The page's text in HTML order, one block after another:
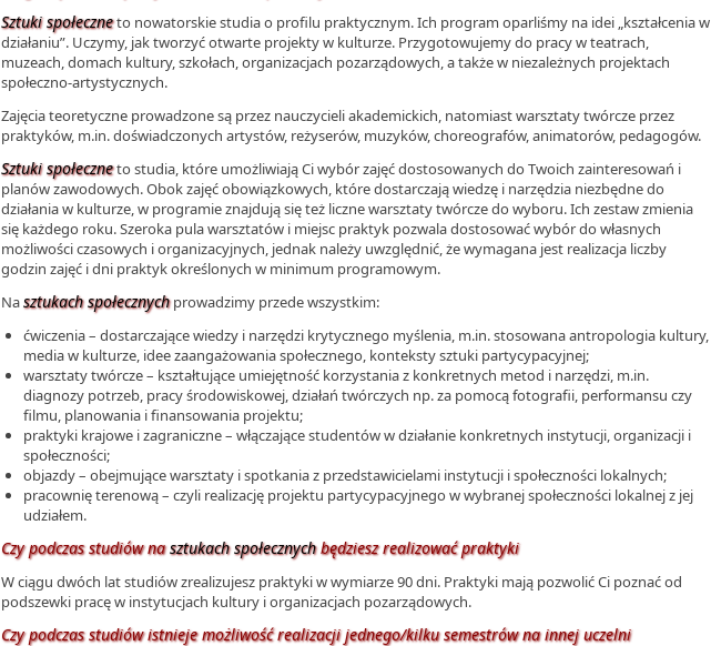
Sztuki społeczneto nowatorskie studia o profilu praktycznym. Ich program oparliśmy na idei „kształcenia w
działaniu”. Uczymy, jak tworzyć otwarte projekty w kulturze. Przygotowujemy do pracy w teatrach,
muzeach, domach kultury, szkołach, organizacjach pozarządowych, a także w niezależnych projektach
społeczno-artystycznych.
Zajęcia teoretyczne prowadzone są przez nauczycieli akademickich, natomiast warsztaty twórcze przez
praktyków, m.in. doświadczonych artystów, reżyserów, muzyków, choreografów, animatorów, pedagogów.
Sztuki społeczneto studia, które umożliwiają Ci wybór zajęć dostosowanych do Twoich zainteresowań i
planów zawodowych. Obok zajęć obowiązkowych, które dostarczają wiedzę i narzędzia niezbędne do
działania w kulturze, w programie znajdują się też liczne warsztaty twórcze do wyboru. Ich zestaw zmienia
się każdego roku. Szeroka pula warsztatów i miejsc praktyk pozwala dostosować wybór do własnych
możliwości czasowych i organizacyjnych, jednak należy uwzględnić, że wymagana jest realizacja liczby
godzin zajęć i dni praktyk określonych w minimum programowym.
Nasztukach społecznychprowadzimy przede wszystkim:
ćwiczenia – dostarczające wiedzy i narzędzi krytycznego myślenia, m.in. stosowana antropologia kultury,
media w kulturze, idee zaangażowania społecznego, konteksty sztuki partycypacyjnej;
warsztaty twórcze – kształtujące umiejętność korzystania z konkretnych metod i narzędzi, m.in.
diagnozy potrzeb, pracy środowiskowej, działań twórczych np. za pomocą fotografii, performansu czy
filmu, planowania i finansowania projektu;
praktyki krajowe i zagraniczne – włączające studentów w działanie konkretnych instytucji, organizacji i
społeczności;
objazdy – obejmujące warsztaty i spotkania z przedstawicielami instytucji i społeczności lokalnych;
pracownię terenową – czyli realizację projektu partycypacyjnego w wybranej społeczności lokalnej z jej
udziałem.
Czy podczas studiów nasztukach społecznychbędziesz realizować praktyki
W ciągu dwóch lat studiów zrealizujesz praktyki w wymiarze 90 dni. Praktyki mają pozwolić Ci poznać od
podszewki pracę w instytucjach kultury i organizacjach pozarządowych.
Czy podczas studiów istnieje możliwość realizacji jednego/kilku semestrów na innej uczelni